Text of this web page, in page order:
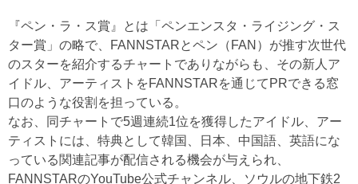
『ペン・ラ・ス賞』とは「ペンエンスタ・ライジング・ス
ター賞」の略で、FANNSTARとペン（FAN）が推す次世代
のスターを紹介するチャートでありながらも、その新人ア
イドル、アーティストをFANNSTARを通じてPRできる窓
口のような役割を担っている。
なお、同チャートで5週連続1位を獲得したアイドル、アー
ティストには、特典として韓国、日本、中国語、英語にな
っている関連記事が配信される機会が与えられ、
FANNSTARのYouTube公式チャンネル、ソウルの地下鉄2